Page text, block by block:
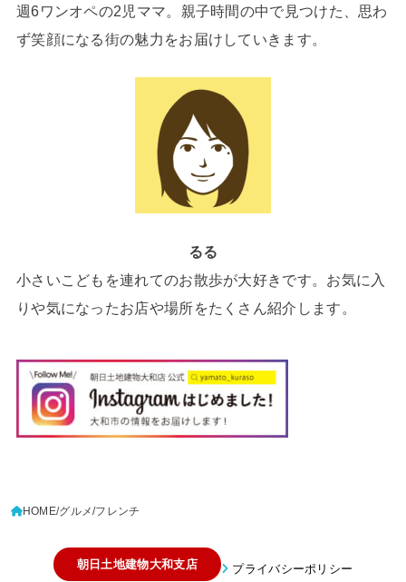
週6ワンオペの2児ママ。親子時間の中で見つけた、思わ
ず笑顔になる街の魅力をお届けしていきます。
るる
小さいこどもを連れてのお散歩が大好きです。お気に入
りや気になったお店や場所をたくさん紹介します。
HOME グルメ フレンチ
朝日土地建物大和支店 プライバシーポリシー